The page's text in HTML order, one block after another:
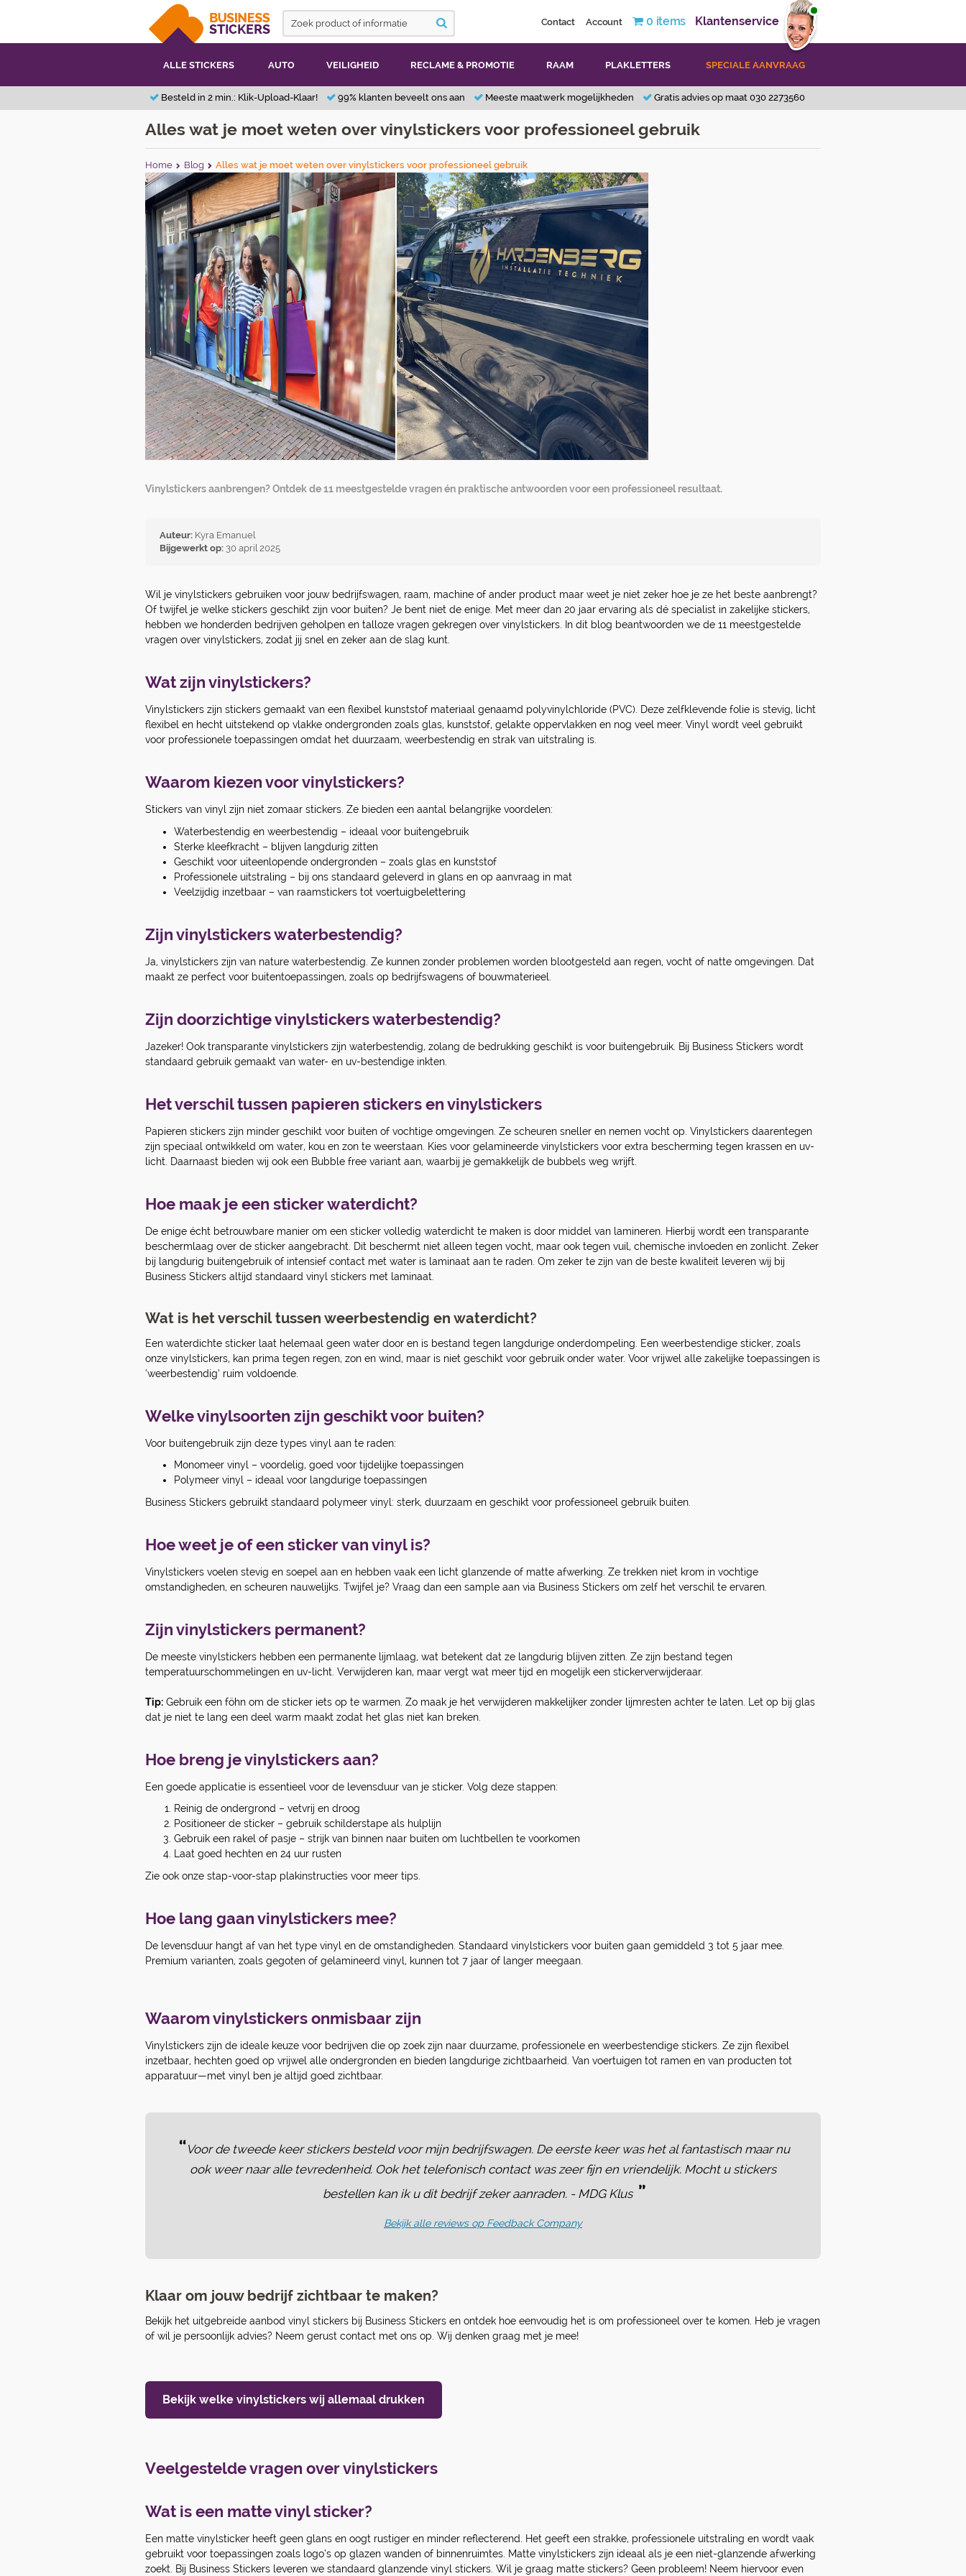
Contact Account 0 items Klantenservice
ALLE STICKERS AUTO VEILIGHEID RECLAME & PROMOTIE RAAM PLAKLETTERS SPECIALE AANVRAAG
Besteld in 2 min.: Klik-Upload-Klaar! 99% klanten beveelt ons aan Meeste maatwerk mogelijkheden Gratis advies op maat 030 2273560
Alles wat je moet weten over vinylstickers voor professioneel gebruik
Home Blog Alles wat je moet weten over vinylstickers voor professioneel gebruik
Vinylstickers aanbrengen? Ontdek de 11 meestgestelde vragen én praktische antwoorden voor een professioneel resultaat.
Auteur: Kyra Emanuel
Bijgewerkt op: 30 april 2025
Wil je vinylstickers gebruiken voor jouw bedrijfswagen, raam, machine of ander product maar weet je niet zeker hoe je ze het beste aanbrengt?
Of twijfel je welke stickers geschikt zijn voor buiten? Je bent niet de enige. Met meer dan 20 jaar ervaring als dé specialist in zakelijke stickers,
hebben we honderden bedrijven geholpen en talloze vragen gekregen over vinylstickers. In dit blog beantwoorden we de 11 meestgestelde
vragen over vinylstickers, zodat jij snel en zeker aan de slag kunt.
Wat zijn vinylstickers?
Vinylstickers zijn stickers gemaakt van een flexibel kunststof materiaal genaamd polyvinylchloride (PVC). Deze zelfklevende folie is stevig, licht
flexibel en hecht uitstekend op vlakke ondergronden zoals glas, kunststof, gelakte oppervlakken en nog veel meer. Vinyl wordt veel gebruikt
voor professionele toepassingen omdat het duurzaam, weerbestendig en strak van uitstraling is.
Waarom kiezen voor vinylstickers?
Stickers van vinyl zijn niet zomaar stickers. Ze bieden een aantal belangrijke voordelen:
Waterbestendig en weerbestendig – ideaal voor buitengebruik
Sterke kleefkracht – blijven langdurig zitten
Geschikt voor uiteenlopende ondergronden – zoals glas en kunststof
Professionele uitstraling – bij ons standaard geleverd in glans en op aanvraag in mat
Veelzijdig inzetbaar – van raamstickers tot voertuigbelettering
Zijn vinylstickers waterbestendig?
Ja, vinylstickers zijn van nature waterbestendig. Ze kunnen zonder problemen worden blootgesteld aan regen, vocht of natte omgevingen. Dat
maakt ze perfect voor buitentoepassingen, zoals op bedrijfswagens of bouwmaterieel.
Zijn doorzichtige vinylstickers waterbestendig?
Jazeker! Ook transparante vinylstickers zijn waterbestendig, zolang de bedrukking geschikt is voor buitengebruik. Bij Business Stickers wordt
standaard gebruik gemaakt van water- en uv-bestendige inkten.
Het verschil tussen papieren stickers en vinylstickers
Papieren stickers zijn minder geschikt voor buiten of vochtige omgevingen. Ze scheuren sneller en nemen vocht op. Vinylstickers daarentegen
zijn speciaal ontwikkeld om water, kou en zon te weerstaan. Kies voor gelamineerde vinylstickers voor extra bescherming tegen krassen en uv-
licht. Daarnaast bieden wij ook een Bubble free variant aan, waarbij je gemakkelijk de bubbels weg wrijft.
Hoe maak je een sticker waterdicht?
De enige écht betrouwbare manier om een sticker volledig waterdicht te maken is door middel van lamineren. Hierbij wordt een transparante
beschermlaag over de sticker aangebracht. Dit beschermt niet alleen tegen vocht, maar ook tegen vuil, chemische invloeden en zonlicht. Zeker
bij langdurig buitengebruik of intensief contact met water is laminaat aan te raden. Om zeker te zijn van de beste kwaliteit leveren wij bij
Business Stickers altijd standaard vinyl stickers met laminaat.
Wat is het verschil tussen weerbestendig en waterdicht?
Een waterdichte sticker laat helemaal geen water door en is bestand tegen langdurige onderdompeling. Een weerbestendige sticker, zoals
onze vinylstickers, kan prima tegen regen, zon en wind, maar is niet geschikt voor gebruik onder water. Voor vrijwel alle zakelijke toepassingen is
‘weerbestendig’ ruim voldoende.
Welke vinylsoorten zijn geschikt voor buiten?
Voor buitengebruik zijn deze types vinyl aan te raden:
Monomeer vinyl – voordelig, goed voor tijdelijke toepassingen
Polymeer vinyl – ideaal voor langdurige toepassingen
Business Stickers gebruikt standaard polymeer vinyl: sterk, duurzaam en geschikt voor professioneel gebruik buiten.
Hoe weet je of een sticker van vinyl is?
Vinylstickers voelen stevig en soepel aan en hebben vaak een licht glanzende of matte afwerking. Ze trekken niet krom in vochtige
omstandigheden, en scheuren nauwelijks. Twijfel je? Vraag dan een sample aan via Business Stickers om zelf het verschil te ervaren.
Zijn vinylstickers permanent?
De meeste vinylstickers hebben een permanente lijmlaag, wat betekent dat ze langdurig blijven zitten. Ze zijn bestand tegen
temperatuurschommelingen en uv-licht. Verwijderen kan, maar vergt wat meer tijd en mogelijk een stickerverwijderaar.
Tip: Gebruik een föhn om de sticker iets op te warmen. Zo maak je het verwijderen makkelijker zonder lijmresten achter te laten. Let op bij glas
dat je niet te lang een deel warm maakt zodat het glas niet kan breken.
Hoe breng je vinylstickers aan?
Een goede applicatie is essentieel voor de levensduur van je sticker. Volg deze stappen:
Reinig de ondergrond – vetvrij en droog
Positioneer de sticker – gebruik schilderstape als hulplijn
Gebruik een rakel of pasje – strijk van binnen naar buiten om luchtbellen te voorkomen
Laat goed hechten en 24 uur rusten
Zie ook onze stap-voor-stap plakinstructies voor meer tips.
Hoe lang gaan vinylstickers mee?
De levensduur hangt af van het type vinyl en de omstandigheden. Standaard vinylstickers voor buiten gaan gemiddeld 3 tot 5 jaar mee.
Premium varianten, zoals gegoten of gelamineerd vinyl, kunnen tot 7 jaar of langer meegaan.
Waarom vinylstickers onmisbaar zijn
Vinylstickers zijn de ideale keuze voor bedrijven die op zoek zijn naar duurzame, professionele en weerbestendige stickers. Ze zijn flexibel
inzetbaar, hechten goed op vrijwel alle ondergronden en bieden langdurige zichtbaarheid. Van voertuigen tot ramen en van producten tot
apparatuur—met vinyl ben je altijd goed zichtbaar.
“Voor de tweede keer stickers besteld voor mijn bedrijfswagen. De eerste keer was het al fantastisch maar nu
ook weer naar alle tevredenheid. Ook het telefonisch contact was zeer fijn en vriendelijk. Mocht u stickers
bestellen kan ik u dit bedrijf zeker aanraden. - MDG Klus ”
Bekijk alle reviews op Feedback Company
Klaar om jouw bedrijf zichtbaar te maken?
Bekijk het uitgebreide aanbod vinyl stickers bij Business Stickers en ontdek hoe eenvoudig het is om professioneel over te komen. Heb je vragen
of wil je persoonlijk advies? Neem gerust contact met ons op. Wij denken graag met je mee!
Bekijk welke vinylstickers wij allemaal drukken
Veelgestelde vragen over vinylstickers
Wat is een matte vinyl sticker?
Een matte vinylsticker heeft geen glans en oogt rustiger en minder reflecterend. Het geeft een strakke, professionele uitstraling en wordt vaak
gebruikt voor toepassingen zoals logo’s op glazen wanden of binnenruimtes. Matte vinylstickers zijn ideaal als je een niet-glanzende afwerking
zoekt. Bij Business Stickers leveren we standaard glanzende vinyl stickers. Wil je graag matte stickers? Geen probleem! Neem hiervoor even